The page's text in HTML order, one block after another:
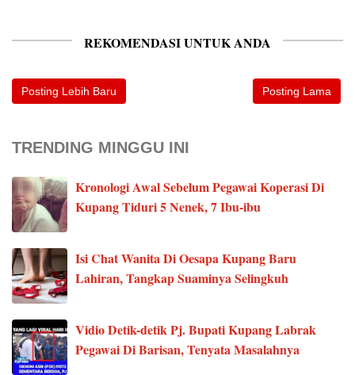
REKOMENDASI UNTUK ANDA
Posting Lebih Baru Posting Lama
TRENDING MINGGU INI
Kronologi Awal Sebelum Pegawai Koperasi Di
Kupang Tiduri 5 Nenek, 7 Ibu-ibu
Isi Chat Wanita Di Oesapa Kupang Baru
Lahiran, Tangkap Suaminya Selingkuh
Vidio Detik-detik Pj. Bupati Kupang Labrak
Pegawai Di Barisan, Tenyata Masalahnya